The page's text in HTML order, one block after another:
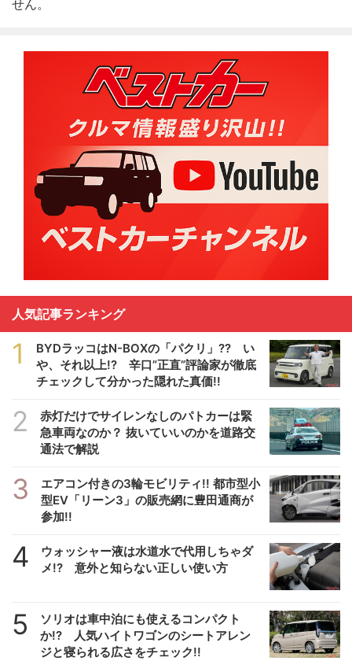
せん。
人気記事ランキング
1
BYDラッコはN-BOXの「パクリ」?? い
や、それ以上!? 辛口”正直”評論家が徹底
チェックして分かった隠れた真価!!
2
赤灯だけでサイレンなしのパトカーは緊
急車両なのか？ 抜いていいのかを道路交
通法で解説
3
エアコン付きの3輪モビリティ!! 都市型小
型EV「リーン3」の販売網に豊田通商が
参加!!
4
ウォッシャー液は水道水で代用しちゃダ
メ!? 意外と知らない正しい使い方
5
ソリオは車中泊にも使えるコンパクト
か!? 人気ハイトワゴンのシートアレン
ジと寝られる広さをチェック!!